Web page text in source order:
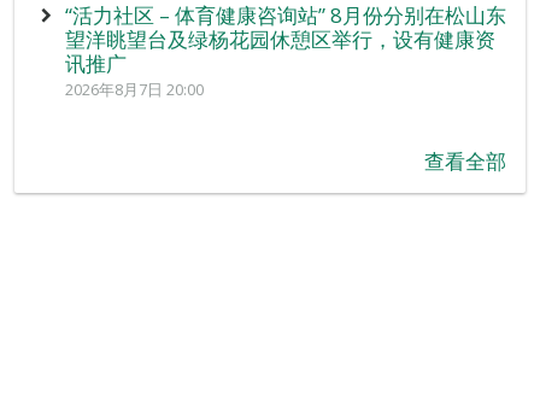
“活力社区 – 体育健康咨询站” 8月份分别在松山东
望洋眺望台及绿杨花园休憩区举行，设有健康资
讯推广
2026年8月7日 20:00
查看全部